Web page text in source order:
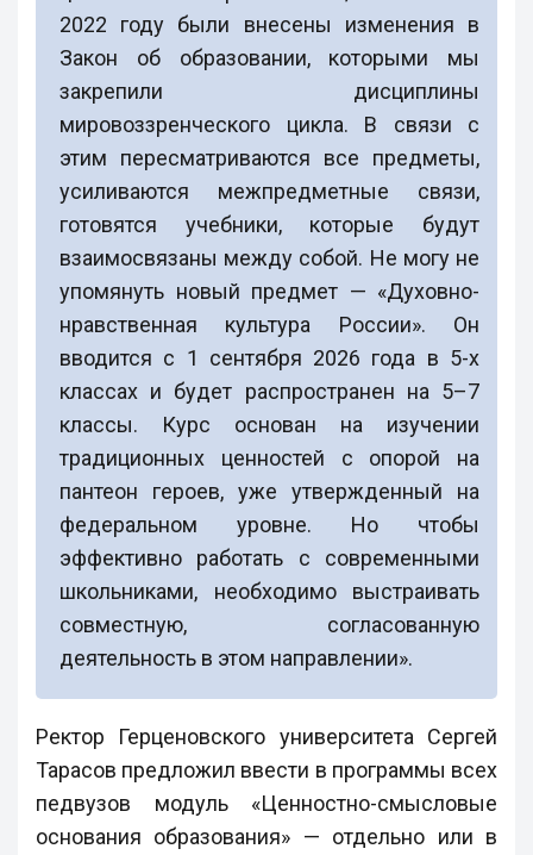
2022 году были внесены изменения в
Закон об образовании, которыми мы
закрепили дисциплины
мировоззренческого цикла. В связи с
этим пересматриваются все предметы,
усиливаются межпредметные связи,
готовятся учебники, которые будут
взаимосвязаны между собой. Не могу не
упомянуть новый предмет — «Духовно-
нравственная культура России». Он
вводится с 1 сентября 2026 года в 5-х
классах и будет распространен на 5–7
классы. Курс основан на изучении
традиционных ценностей с опорой на
пантеон героев, уже утвержденный на
федеральном уровне. Но чтобы
эффективно работать с современными
школьниками, необходимо выстраивать
совместную, согласованную
деятельность в этом направлении».
Ректор Герценовского университета Сергей
Тарасов предложил ввести в программы всех
педвузов модуль «Ценностно-смысловые
основания образования» — отдельно или в